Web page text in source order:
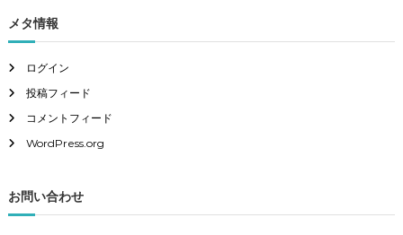
メタ情報
ログイン
投稿フィード
コメントフィード
WordPress.org
お問い合わせ